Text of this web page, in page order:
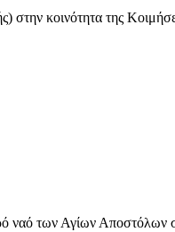
στην κοινότητα της
ναό των Αγίων